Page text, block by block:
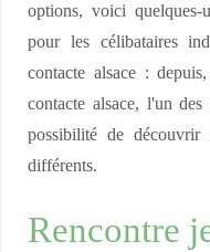
options, voici quelques-
pour les célibataires
contacte alsace :
contacte alsace, l'un
possibilité de
différents.
Rencontre